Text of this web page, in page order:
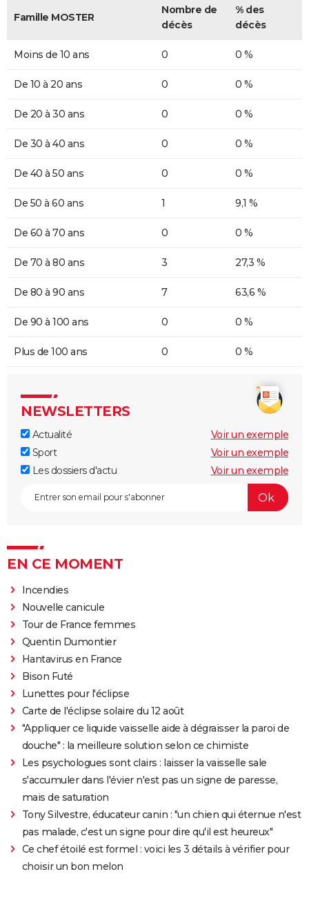
Famille MOSTER
Nombre de
décès
% des
décès
Moins de 10 ans 0 0 %
De 10 à 20 ans 0 0 %
De 20 à 30 ans 0 0 %
De 30 à 40 ans 0 0 %
De 40 à 50 ans 0 0 %
De 50 à 60 ans 1 9,1 %
De 60 à 70 ans 0 0 %
De 70 à 80 ans 3 27,3 %
De 80 à 90 ans 7 63,6 %
De 90 à 100 ans 0 0 %
Plus de 100 ans 0 0 %
NEWSLETTERS
Actualité
Voir un exemple
Sport
Voir un exemple
Les dossiers d'actu
Voir un exemple
EN CE MOMENT
Incendies
Nouvelle canicule
Tour de France femmes
Quentin Dumontier
Hantavirus en France
Bison Futé
Lunettes pour l'éclipse
Carte de l'éclipse solaire du 12 août
"Appliquer ce liquide vaisselle aide à dégraisser la paroi de
douche" : la meilleure solution selon ce chimiste
Les psychologues sont clairs : laisser la vaisselle sale
s'accumuler dans l'évier n'est pas un signe de paresse,
mais de saturation
Tony Silvestre, éducateur canin : "un chien qui éternue n'est
pas malade, c'est un signe pour dire qu'il est heureux"
Ce chef étoilé est formel : voici les 3 détails à vérifier pour
choisir un bon melon